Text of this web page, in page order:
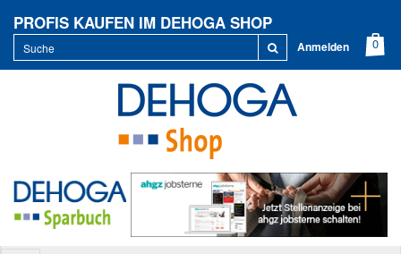
PROFIS KAUFEN IM DEHOGA SHOP
Anmelden